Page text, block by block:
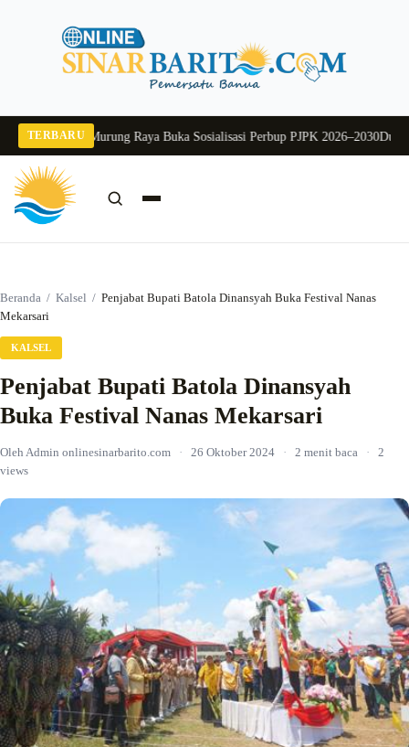
TERBARU
Pj Sekda Murung Raya Buka Sosialisasi Perbup PJPK 2026–2030Dukung
Beranda / Kalsel / Penjabat Bupati Batola Dinansyah Buka Festival Nanas
Mekarsari
KALSEL
Penjabat Bupati Batola Dinansyah
Buka Festival Nanas Mekarsari
Oleh Admin onlinesinarbarito.com · 26 Oktober 2024 · 2 menit baca ·
2
views